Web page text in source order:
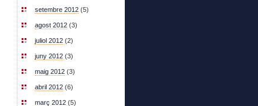
setembre 2012 (5)
agost 2012 (3)
juliol 2012 (2)
juny 2012 (3)
maig 2012 (3)
abril 2012 (6)
març 2012 (5)